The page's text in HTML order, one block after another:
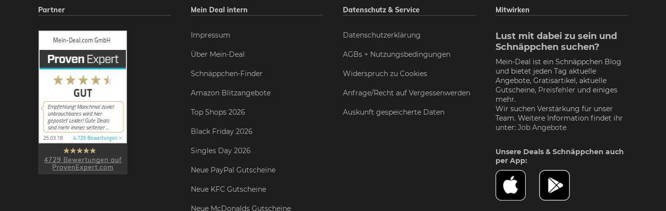
Partner Mein Deal intern
Impressum
Über Mein-Deal
Schnäppchen-Finder
Amazon Blitzangebote
Top Shops 2026
Black Friday 2026
Singles Day 2026
Neue PayPal Gutscheine
Neue KFC Gutscheine
Neue McDonalds Gutscheine
Datenschutz & Service
Datenschutzerklärung
AGBs + Nutzungsbedingungen
Widerspruch zu Cookies
Anfrage/Recht auf Vergessenwerden
Auskunft gespeicherte Daten
Mitwirken
Lust mit dabei zu sein und
Schnäppchen suchen?
Mein-Deal ist ein Schnäppchen Blog
und bietet jeden Tag aktuelle
Angebote, Gratisartikel, aktuelle
Gutscheine, Preisfehler und einiges
mehr.
Wir suchen Verstärkung für unser
Team. Weitere Information findet ihr
unter: Job Angebote
Unsere Deals & Schnäppchen auch
per App: